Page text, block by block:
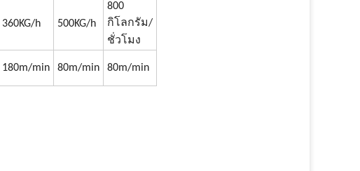
360KG/h 500KG/h
800
กิโลกรัม/
ชั่วโมง
180m/min 80m/min 80m/min